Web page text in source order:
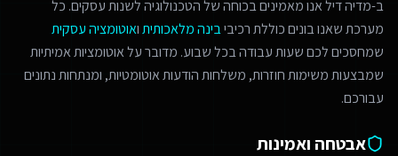
ב-מדיה דיל אנו מאמינים בכוחה של הטכנולוגיה לשנות עסקים. כל
מערכת שאנו בונים כוללת רכיביבינה מלאכותיתואוטומציה עסקית
שמחסכים לכם שעות עבודה בכל שבוע. מדובר על אוטומציות אמיתיות
שמבצעות משימות חוזרות, משלחות הודעות אוטומטיות, ומנתחות נתונים
עבורכם.
אבטחה ואמינות